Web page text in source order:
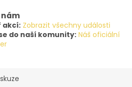
nám
akcí: Zobrazit všechny události
do naší komunity: Náš oficiální